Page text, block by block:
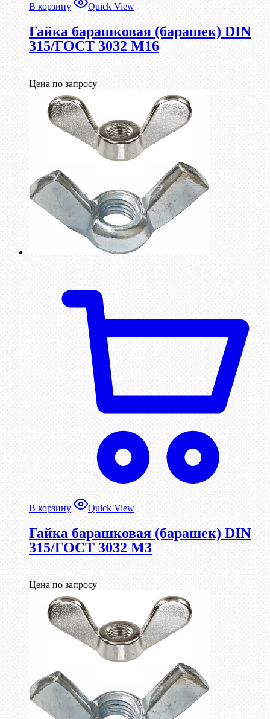
В корзину Quick View
Гайка барашковая (барашек) DIN
315/ГОСТ 3032 М16
Цена по запросу
В корзину Quick View
Гайка барашковая (барашек) DIN
315/ГОСТ 3032 М3
Цена по запросу